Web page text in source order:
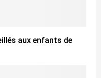
aux enfants de